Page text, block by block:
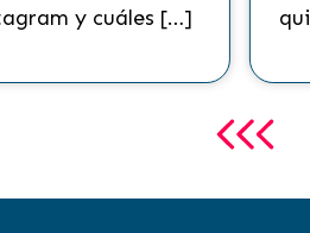
y cuáles […]